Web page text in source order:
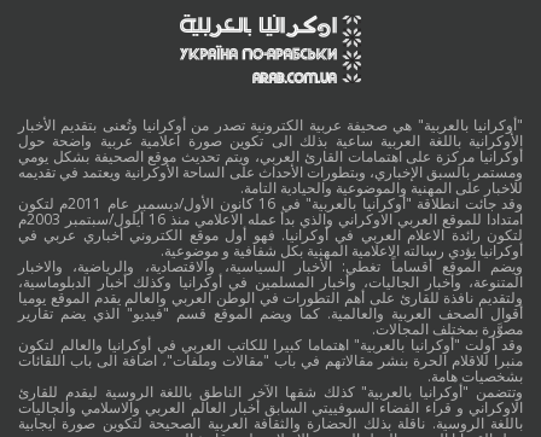
"أوكرانيا بالعربية" هي صحيفة عربية الكترونية تصدر من أوكرانيا وتُعنى بتقديم الأخبار
الأوكرانية باللغة العربية ساعية بذلك الى تكوين صورة اعلامية عربية واضحة حول
أوكرانيا مركزة على اهتمامات القارئ العربي، ويتم تحديث موقع الصحيفة بشكل يومي
ومستمر بالسبق الإخباري، وبتطورات الأحداث على الساحة الأوكرانية ويعتمد في تقديمه
للاخبار على المهنية والموضوعية والحيادية التامة.
وقد جائت انطلاقة "أوكرانيا بالعربية" في 16 كانون الأول/ديسمبر عام 2011م لتكون
امتدادا للموقع العربي الاوكراني والذي بدأ عمله الاعلامي منذ 16 أيلول/سبتمبر 2003م
لتكون رائدة الاعلام العربي في أوكرانيا. فهو أول موقع الكتروني أخباري عربي في
أوكرانيا يؤدي رسالته الاعلامية المهنية بكل شفافية و موضوعية.
ويضم الموقع أقساماً تغطي: الأخبار السياسية، والاقتصادية، والرياضية، والاخبار
المتنوعة، وأخبار الجاليات، وأخبار المسلمين في أوكرانيا وكذلك أخبار الدبلوماسية،
ولتقديم نافذة للقارئ على أهم التطورات في الوطن العربي والعالم يقدم الموقع يوميا
أقوال الصحف العربية والعالمية. كما ويضم الموقع قسم "فيديو" الذي يضم تقارير
مصوَّرة بمختلف المجالات.
وقد أولت "أوكرانيا بالعربية" اهتماما كبيرا للكاتب العربي في أوكرانيا والعالم لتكون
منبرا للاقلام الحرة بنشر مقالاتهم في باب "مقالات وملفات"، اضافة الى باب اللقائات
بشخصيات هامة.
وتتضمن "أوكرانيا بالعربية" كذلك شقها الآخر الناطق باللغة الروسية ليقدم للقارئ
الاوكراني و قراء الفضاء السوفييتي السابق أخبار العالم العربي والاسلامي والجاليات
باللغة الروسية. ناقلة بذلك الحضارة والثقافة العربية الصحيحة لتكوين صورة ايجابية